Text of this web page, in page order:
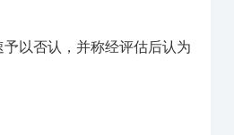
以否认，并称经评估后认为